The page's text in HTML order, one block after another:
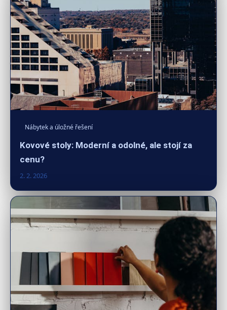
Nábytek a úložné řešení
Kovové stoly: Moderní a odolné, ale stojí za
cenu?
2. 2. 2026